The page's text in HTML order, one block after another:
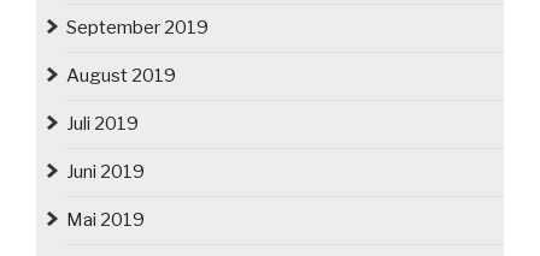
September 2019
August 2019
Juli 2019
Juni 2019
Mai 2019